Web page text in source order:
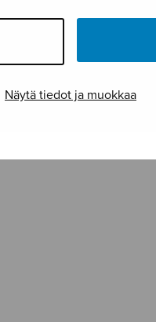
Näytä tiedot ja muokkaa